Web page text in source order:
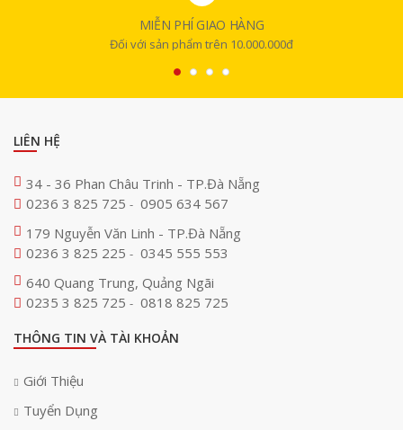
MIỄN PHÍ GIAO HÀNG
Đối với sản phẩm trên 10.000.000đ
LIÊN HỆ
34 - 36 Phan Châu Trinh - TP.Đà Nẵng
0236 3 825 725 - 0905 634 567
179 Nguyễn Văn Linh - TP.Đà Nẵng
0236 3 825 225 - 0345 555 553
640 Quang Trung, Quảng Ngãi
0235 3 825 725 - 0818 825 725
THÔNG TIN VÀ TÀI KHOẢN
Giới Thiệu
Tuyển Dụng